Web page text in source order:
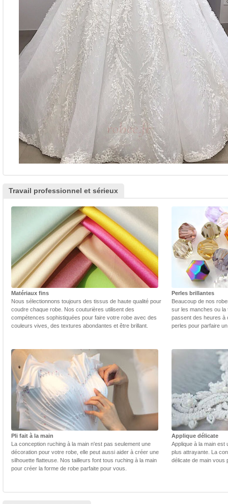
Travail professionnel et sérieux
Matériaux fins
Nous sélectionnons toujours des tissus de haute qualité pour
coudre chaque robe. Nos couturières utilisent des
compétences sophistiquées pour faire votre robe avec des
couleurs vives, des textures abondantes et être brillant.
Perles brillantes
Beaucoup de nos
sur les manches ou la
passent des heures à
perles pour parfaire
Pli fait à la main
La conception ruching à la main n'est pas seulement une
décoration pour votre robe, elle peut aussi aider à créer une
silhouette flatteuse. Nos tailleurs font tous ruching à la main
pour créer la forme de robe parfaite pour vous.
Applique délicate
Applique à la main est
plus attrayante. La
délicate de main vous